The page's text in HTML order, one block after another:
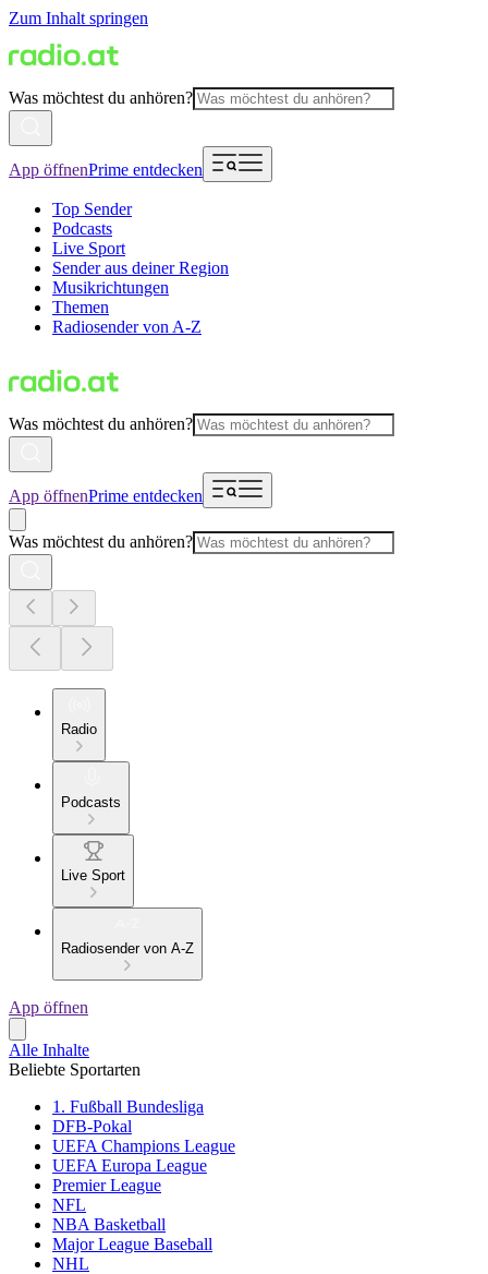
Zum Inhalt springen
Was möchtest du anhören?
App öffnenPrime entdecken
Top Sender
Podcasts
Live Sport
Sender aus deiner Region
Musikrichtungen
Themen
Radiosender von A-Z
Was möchtest du anhören?
App öffnenPrime entdecken
Was möchtest du anhören?
Radio
Podcasts
Live Sport
Radiosender von A-Z
App öffnen
Alle Inhalte
Beliebte Sportarten
1. Fußball Bundesliga
DFB-Pokal
UEFA Champions League
UEFA Europa League
Premier League
NFL
NBA Basketball
Major League Baseball
NHL